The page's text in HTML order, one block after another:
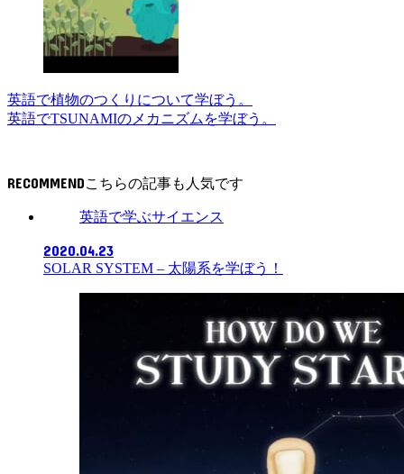
英語で植物のつくりについて学ぼう。
英語でTSUNAMIのメカニズムを学ぼう。
RECOMMEND
英語で学ぶサイエンス
2020.04.23
SOLAR SYSTEM – 太陽系を学ぼう！